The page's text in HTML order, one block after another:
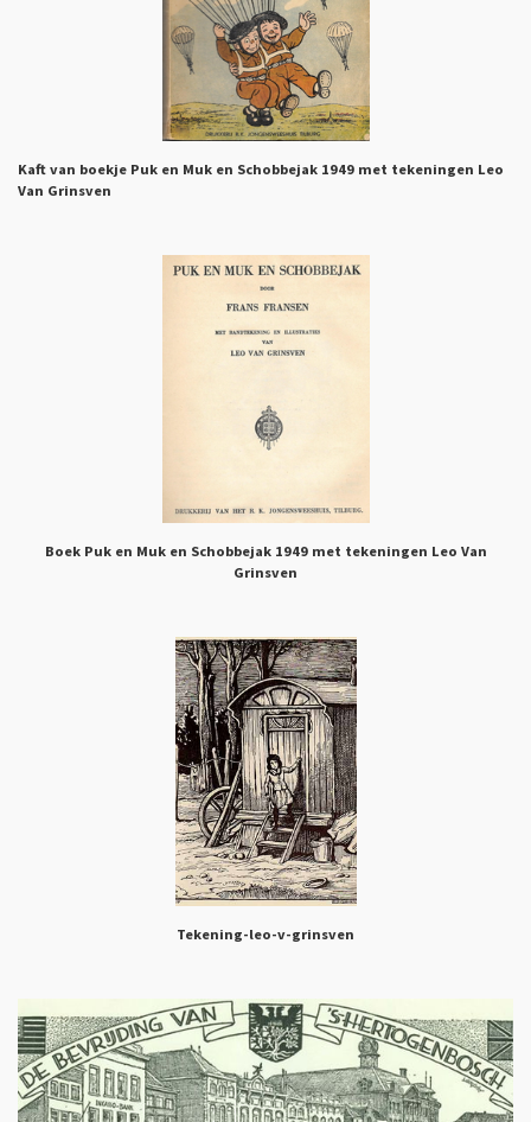
Kaft van boekje Puk en Muk en Schobbejak 1949 met tekeningen Leo
Van Grinsven
Boek Puk en Muk en Schobbejak 1949 met tekeningen Leo Van
Grinsven
Tekening-leo-v-grinsven